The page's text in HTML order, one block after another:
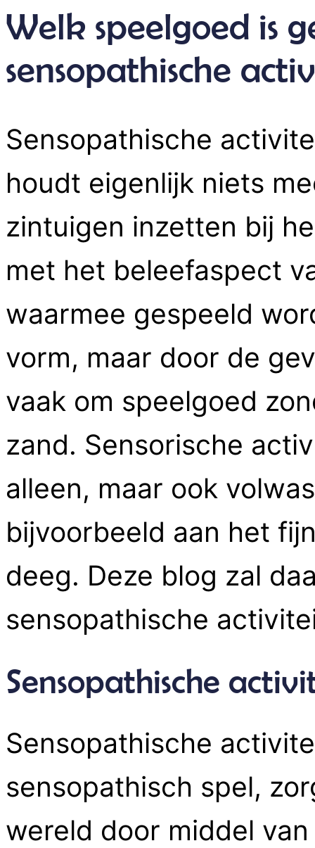
Welk speelgoed is
sensopathische
Sensopathische
houdt eigenlijk niets
zintuigen inzetten bij
met het beleefaspect
waarmee gespeeld
vorm, maar door de
vaak om speelgoed
zand. Sensorische
alleen, maar ook
bijvoorbeeld aan het
deeg. Deze blog zal
sensopathische
Sensopathische
Sensopathische
sensopathisch spel,
wereld door middel